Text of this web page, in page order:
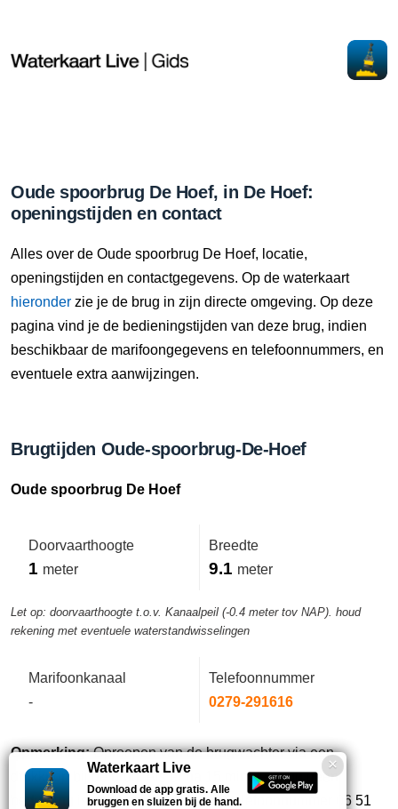
Oude spoorbrug De Hoef, in De Hoef:
openingstijden en contact
Alles over de Oude spoorbrug De Hoef, locatie,
openingstijden en contactgegevens. Op de waterkaart
hieronder zie je de brug in zijn directe omgeving. Op deze
pagina vind je de bedieningstijden van deze brug, indien
beschikbaar de marifoongegevens en telefoonnummers, en
eventuele extra aanwijzingen.
Brugtijden Oude-spoorbrug-De-Hoef
Oude spoorbrug De Hoef
Doorvaarthoogte
1 meter
Breedte
9.1 meter
Let op: doorvaarthoogte t.o.v. Kanaalpeil (-0.4 meter tov NAP). houd
rekening met eventuele waterstandwisselingen
Marifoonkanaal
-
Telefoonnummer
0279-291616
Opmerking:Oproepen van de brugwachter via een
drukknop bij de brug. Als er na 15 minuten nog geen
bediening is dan kunt u bellen met telefoonnummer 06 51
Waterkaart Live
Download de app gratis. Alle
bruggen en sluizen bij de hand.